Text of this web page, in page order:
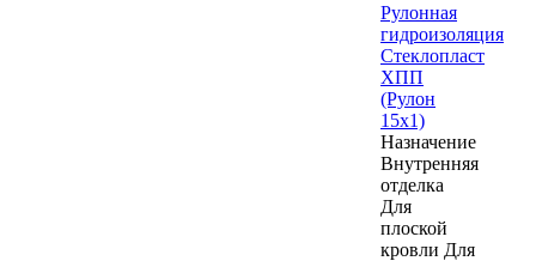
Рулонная
гидроизоляция
Стеклопласт
ХПП
(Рулон
15х1)
Назначение
Внутренняя
отделка
Для
плоской
кровли Для